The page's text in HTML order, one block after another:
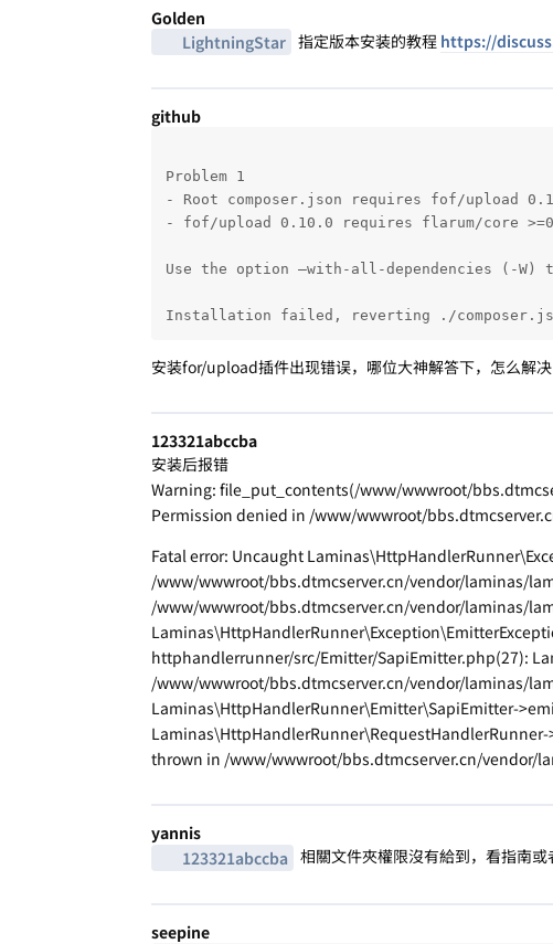
Golden
LightningStar 指定版本安装的教程 https://
github
Problem 1
- Root composer.json requires fof/upload
- fof/upload 0.10.0 requires flarum/core
Use the option –with-all-dependencies (-W)
Installation failed, reverting ./
安装for/upload插件出现错误，哪位大神解答下，怎么解决
123321abccba
安装后报错
Warning: file_put_contents(/www/wwwroot/
Permission denied in /www/wwwroot/
Fatal error: Uncaught
/www/wwwroot/bbs.dtmcserver.cn/vendor/laminas/
/www/wwwroot/bbs.dtmcserver.cn/vendor/laminas/
httphandlerrunner/src/Emitter/SapiEmitter.php(27):
/www/wwwroot/bbs.dtmcserver.cn/vendor/laminas/
Laminas\HttpHandlerRunner\Emitter\SapiEmitter-
thrown in /www/wwwroot/bbs.dtmcserver.cn/vendor/
yannis
123321abccba 相關文件夾權限沒有給到，看指南
seepine